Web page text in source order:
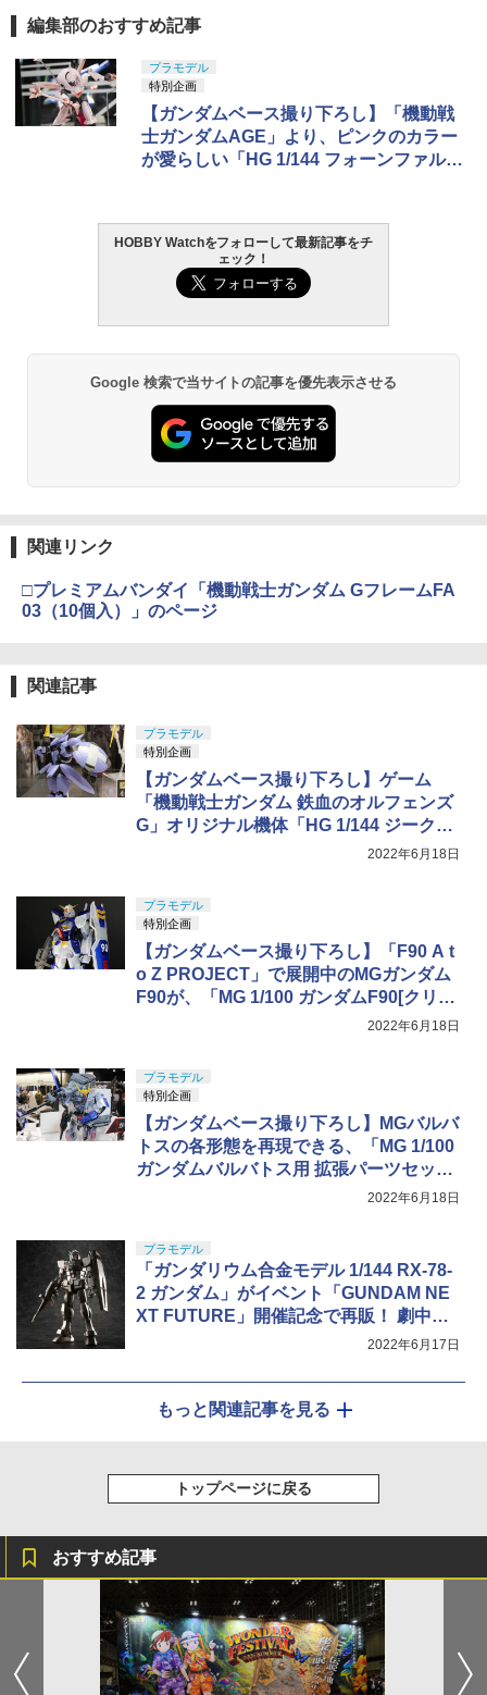
編集部のおすすめ記事
プラモデル
特別企画
【ガンダムベース撮り下ろし】「機動戦
士ガンダムAGE」より、ピンクのカラー
が愛らしい「HG 1/144 フォーンファルシ
HOBBY Watchをフォローして最新記事をチ
ェック！
Google 検索で当サイトの記事を優先表示させる
関連リンク
□プレミアムバンダイ「機動戦士ガンダム GフレームFA
03（10個入）」のページ
関連記事
プラモデル
特別企画
【ガンダムベース撮り下ろし】ゲーム
「機動戦士ガンダム 鉄血のオルフェンズ
G」オリジナル機体「HG 1/144 ジークル
ーネ」がガンダムベースに展示中2022年6月18日
プラモデル
特別企画
【ガンダムベース撮り下ろし】「F90 A t
o Z PROJECT」で展開中のMGガンダム
F90が、「MG 1/100 ガンダムF90[クリア
カラー］」としてガンダムベースにて発
2022年6月18日
プラモデル
特別企画
【ガンダムベース撮り下ろし】MGバルバ
トスの各形態を再現できる、「MG 1/100
ガンダムバルバトス用 拡張パーツセット
2022年6月18日
プラモデル
「ガンダリウム合金モデル 1/144 RX-78-
2 ガンダム」がイベント「GUNDAM NE
XT FUTURE」開催記念で再販！ 劇中ガ
2022年6月17日
もっと関連記事を見る
トップページに戻る
おすすめ記事